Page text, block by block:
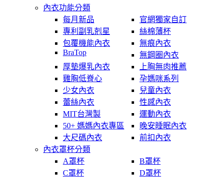
內衣功能分類
每月新品
官網獨家自訂
專利副乳剋星
絲棉薄杯
包覆機能內衣
無痕內衣
BraTop
無鋼圈內衣
厚墊爆乳內衣
上胸無肉推薦
雞胸低脊心
孕媽咪系列
少女內衣
兒童內衣
蕾絲內衣
性感內衣
MIT台灣製
運動內衣
50+ 媽媽內衣專區
晚安睡眠內衣
大尺碼內衣
前扣內衣
內衣罩杯分類
A罩杯
B罩杯
C罩杯
D罩杯